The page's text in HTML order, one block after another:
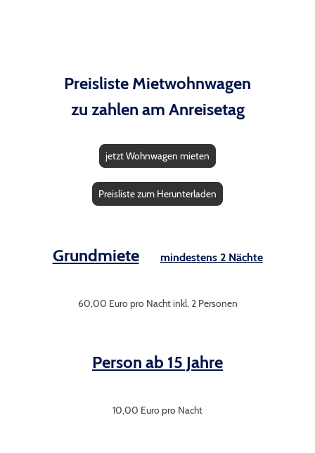
Preisliste Mietwohnwagen
zu zahlen am Anreisetag
jetzt Wohnwagen mieten
Preisliste zum Herunterladen
Grundmiete mindestens 2 Nächte
60,00 Euro pro Nacht inkl. 2 Personen
Person ab 15 Jahre
10,00 Euro pro Nacht